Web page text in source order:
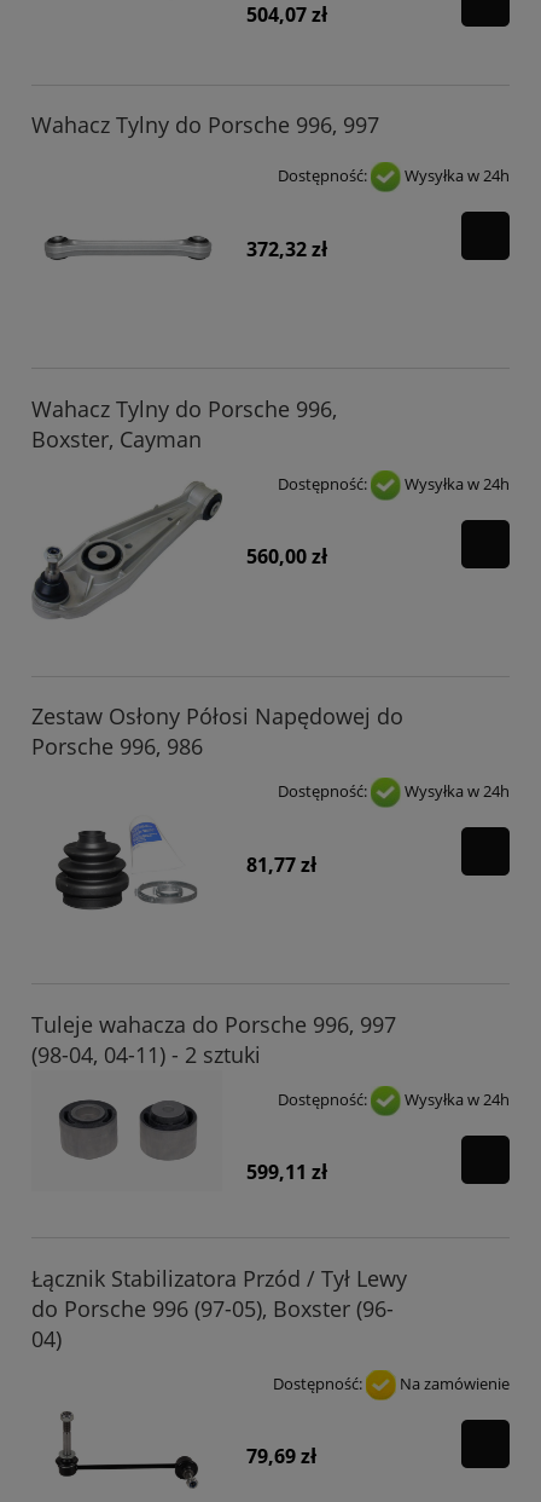
504,07 zł
Wahacz Tylny do Porsche 996, 997
Dostępność: Wysyłka w 24h
372,32 zł
Wahacz Tylny do Porsche 996,
Boxster, Cayman
Dostępność: Wysyłka w 24h
560,00 zł
Zestaw Osłony Półosi Napędowej do
Porsche 996, 986
Dostępność: Wysyłka w 24h
81,77 zł
Tuleje wahacza do Porsche 996, 997
(98-04, 04-11) - 2 sztuki
Dostępność: Wysyłka w 24h
599,11 zł
Łącznik Stabilizatora Przód / Tył Lewy
do Porsche 996 (97-05), Boxster (96-
04)
Dostępność: Na zamówienie
79,69 zł